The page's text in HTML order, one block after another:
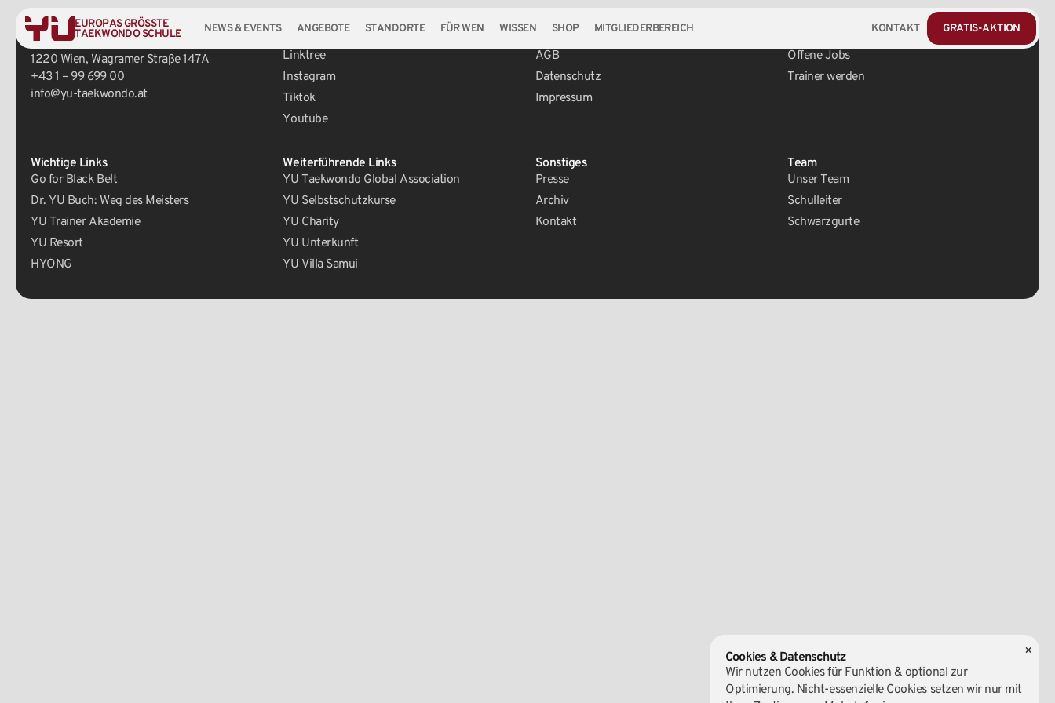
EUROPAS GRÖSSTE
TAEKWONDO SCHULE
NEWS & EVENTS ANGEBOTE STANDORTE FÜR WEN WISSEN SHOP MITGLIEDERBEREICH KONTAKT GRATIS-AKTION
Zentrale
1220 Wien, Wagramer Straße 147A
+43 1 – 99 699 00
info@yu-taekwondo.at
Linktree
Instagram
Tiktok
Youtube
AGB
Datenschutz
Impressum
Offene Jobs
Trainer werden
Wichtige Links
Go for Black Belt
Dr. YU Buch: Weg des Meisters
YU Trainer Akademie
YU Resort
HYONG
Weiterführende Links
YU Taekwondo Global Association
YU Selbstschutzkurse
YU Charity
YU Unterkunft
YU Villa Samui
Sonstiges
Presse
Archiv
Kontakt
Team
Unser Team
Schulleiter
Schwarzgurte
×
Cookies & Datenschutz
Wir nutzen Cookies für Funktion & optional zur
Optimierung. Nicht-essenzielle Cookies setzen wir nur mit